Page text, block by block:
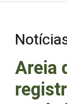
Areia